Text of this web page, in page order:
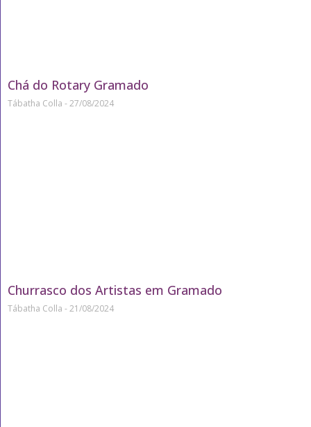
Chá do Rotary Gramado
Tábatha Colla 27/08/2024
Churrasco dos Artistas em Gramado
Tábatha Colla 21/08/2024